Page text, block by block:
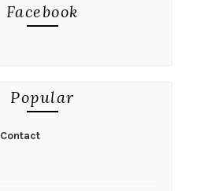
Facebook
Popular
Contact